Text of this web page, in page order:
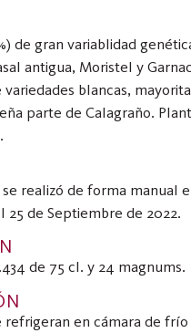
de gran variablidad
antigua, Moristel y
variedades blancas,
parte de Calagraño.
realizó de forma manual
25 de Septiembre de 2022.
de 75 cl. y 24 magnums.
refrigeran en cámara de frío